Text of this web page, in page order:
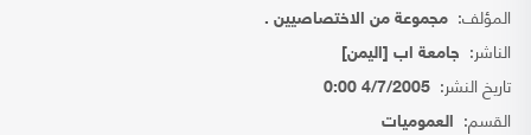
المؤلف: مجموعة من الاختصاصيين .
الناشر: جامعة اب [اليمن]
تاريخ النشر: 4/7/2005 0:00
القسم: العموميات